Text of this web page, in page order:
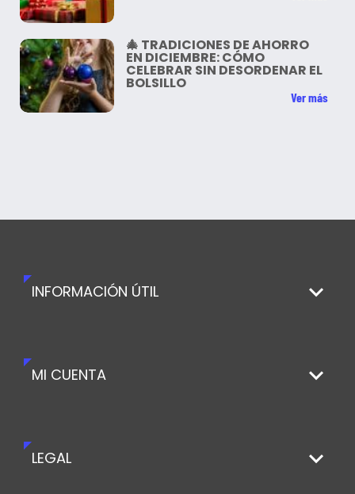
🎄 TRADICIONES DE AHORRO
EN DICIEMBRE: CÓMO
CELEBRAR SIN DESORDENAR EL
BOLSILLO
Ver más
INFORMACIÓN ÚTIL
MI CUENTA
LEGAL